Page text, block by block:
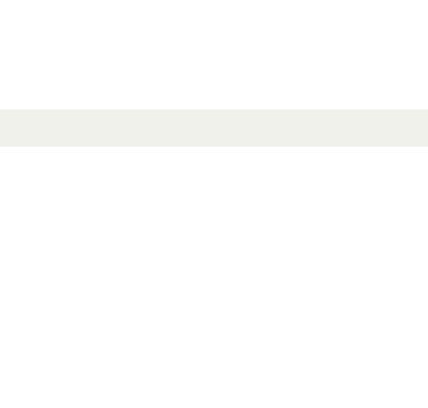
innovativen Walz- und Spritzverfahrens ermöglicht
Weißlack-Oberfläche.
Türenkauf unbedingt beachten. Computer-,